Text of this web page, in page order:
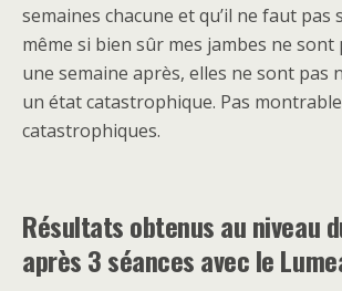
semaines chacune et qu’il ne faut pas
même si bien sûr mes jambes ne
une semaine après, elles ne sont pas
un état catastrophique. Pas
catastrophiques.
Résultats obtenus au niveau
après 3 séances avec le